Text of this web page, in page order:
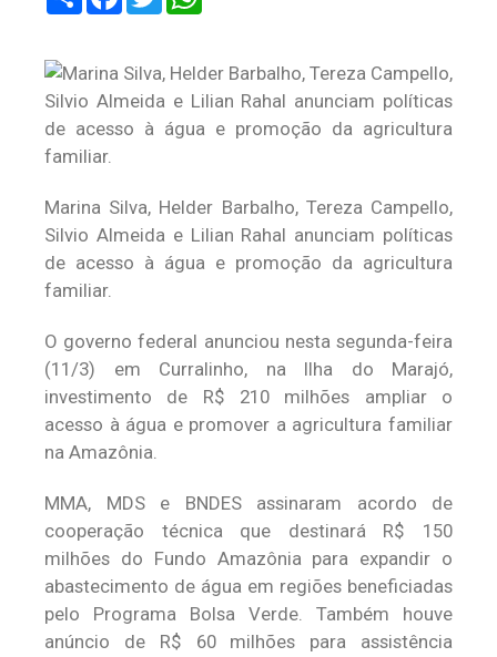
Marina Silva, Helder Barbalho, Tereza Campello,
Silvio Almeida e Lilian Rahal anunciam políticas
de acesso à água e promoção da agricultura
familiar.
O governo federal anunciou nesta segunda-feira
(11/3) em Curralinho, na Ilha do Marajó,
investimento de R$ 210 milhões ampliar o
acesso à água e promover a agricultura familiar
na Amazônia.
MMA, MDS e BNDES assinaram acordo de
cooperação técnica que destinará R$ 150
milhões do Fundo Amazônia para expandir o
abastecimento de água em regiões beneficiadas
pelo Programa Bolsa Verde. Também houve
anúncio de R$ 60 milhões para assistência